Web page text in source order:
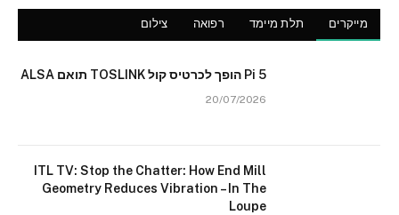
מייקרים תלת מיימד רפואה צילום
Pi 5 הופך לכרטיס קול TOSLINK תואם ALSA
20/07/2026
ITL TV: Stop the Chatter: How End Mill
Geometry Reduces Vibration – In The
Loupe